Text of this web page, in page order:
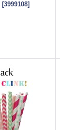
[3999108]